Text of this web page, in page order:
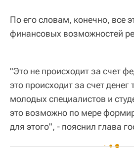
По его словам, конечно, все
финансовых возможностей
"Это не происходит за счет
это происходит за счет денег
молодых специалистов и
это возможно по мере
для этого", - пояснил глава